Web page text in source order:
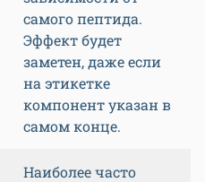
самого пептида.
Эффект будет
заметен, даже если
на этикетке
компонент указан в
самом конце.
Наиболее часто